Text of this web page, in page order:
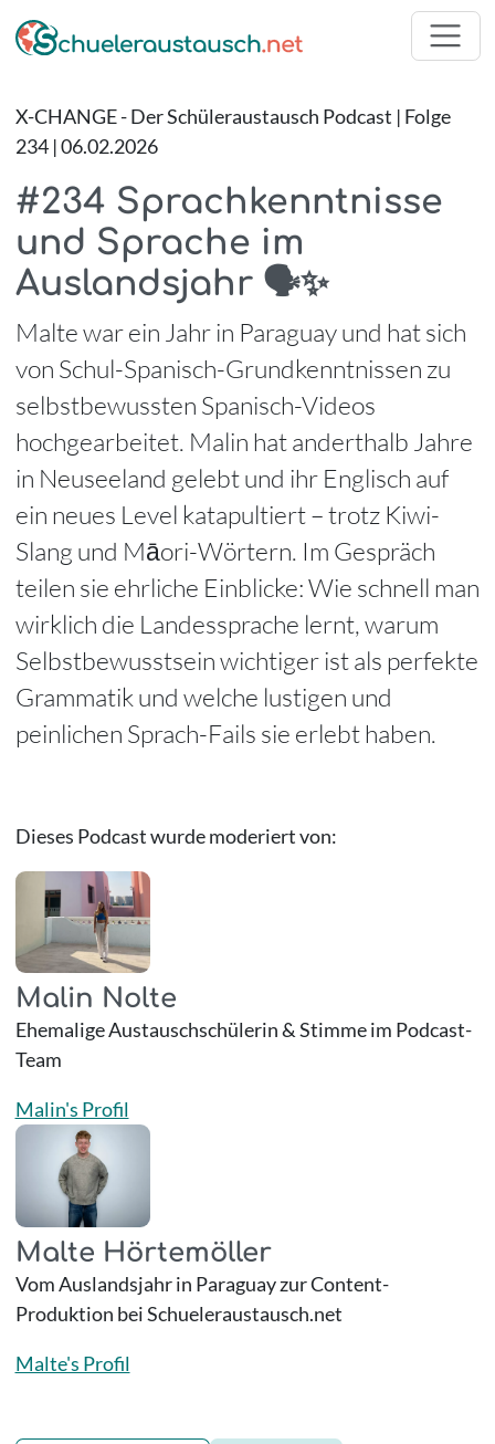
X-CHANGE - Der Schüleraustausch Podcast | Folge
234 | 06.02.2026
#234 Sprachkenntnisse
und Sprache im
Auslandsjahr 🗣️✨
Malte war ein Jahr in Paraguay und hat sich
von Schul-Spanisch-Grundkenntnissen zu
selbstbewussten Spanisch-Videos
hochgearbeitet. Malin hat anderthalb Jahre
in Neuseeland gelebt und ihr Englisch auf
ein neues Level katapultiert – trotz Kiwi-
Slang und Māori-Wörtern. Im Gespräch
teilen sie ehrliche Einblicke: Wie schnell man
wirklich die Landessprache lernt, warum
Selbstbewusstsein wichtiger ist als perfekte
Grammatik und welche lustigen und
peinlichen Sprach-Fails sie erlebt haben.
Dieses Podcast wurde moderiert von:
Malin Nolte
Ehemalige Austauschschülerin & Stimme im Podcast-
Team
Malin's Profil
Malte Hörtemöller
Vom Auslandsjahr in Paraguay zur Content-
Produktion bei Schueleraustausch.net
Malte's Profil